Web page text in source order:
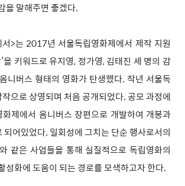
을 말해주면 좋겠다.
>는 2017년 서울독립영화제에서 제작 지원
을 키워드로 유지영, 정가영, 김태진 세 명의 감
니버스 형태의 영화가 탄생했다. 작년 서울독
으로 상영되며 처음 공개되었다. 공모 과정에
제에서 옴니버스 장편으로 개발하여 개봉과
되어있었다. 일회성에 그치는 단순 행사로서의
같은 사업들을 통해 실질적으로 독립영화의
성화에 도움이 되는 경로를 모색하고자 한다.